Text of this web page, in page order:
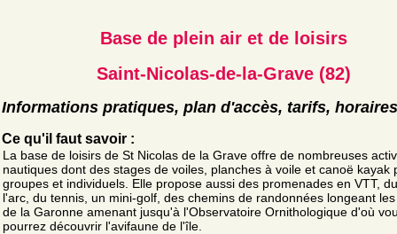
Base de plein air et de loisirs
Saint-Nicolas-de-la-Grave (82)
Informations pratiques, plan d'accès, tarifs, horaires
Ce qu'il faut savoir :
La base de loisirs de St Nicolas de la Grave offre de nombreuses
nautiques dont des stages de voiles, planches à voile et canoë kayak
groupes et individuels. Elle propose aussi des promenades en VTT,
l'arc, du tennis, un mini-golf, des chemins de randonnées longeant
de la Garonne amenant jusqu'à l'Observatoire Ornithologique d'où
pourrez découvrir l'avifaune de l'île.